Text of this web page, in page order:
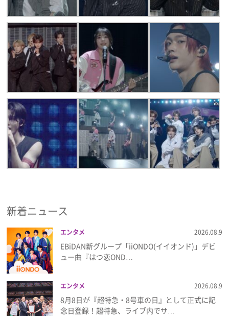
新着ニュース
エンタメ 2026.08.9
EBiDAN新グループ「iiONDO(イイオンド)」デビ
ュー曲『はつ恋OND…
エンタメ 2026.08.9
8月8日が『超特急・8号車の日』として正式に記
念日登録！超特急、ライブ内でサ…